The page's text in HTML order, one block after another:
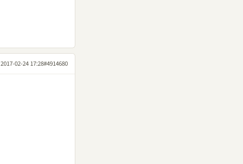
2017-02-24 17:28#4914680